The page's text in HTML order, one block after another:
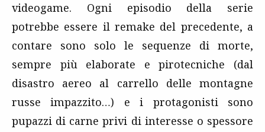
videogame. Ogni episodio della serie
potrebbe essere il remake del precedente, a
contare sono solo le sequenze di morte,
sempre più elaborate e pirotecniche (dal
disastro aereo al carrello delle montagne
russe impazzito…) e i protagonisti sono
pupazzi di carne privi di interesse o spessore